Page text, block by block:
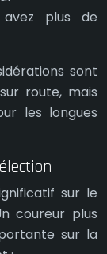
plus de
sont
route, mais
les longues
sur le
coureur plus
sur la